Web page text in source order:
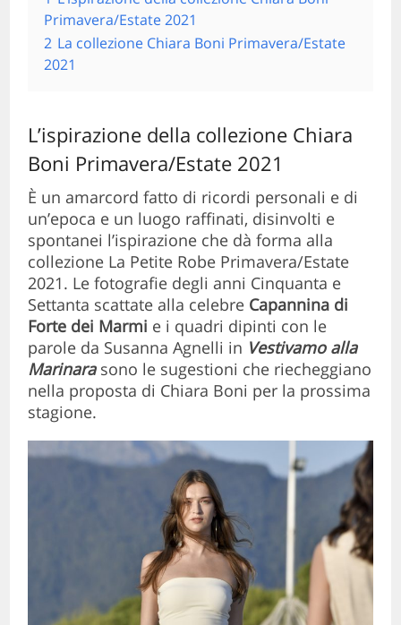
Primavera/Estate 2021
2 La collezione Chiara Boni Primavera/Estate
2021
L’ispirazione della collezione Chiara
Boni Primavera/Estate 2021
È un amarcord fatto di ricordi personali e di
un’epoca e un luogo raffinati, disinvolti e
spontanei l’ispirazione che dà forma alla
collezione La Petite Robe Primavera/Estate
2021. Le fotografie degli anni Cinquanta e
Settanta scattate alla celebre Capannina di
Forte dei Marmi e i quadri dipinti con le
parole da Susanna Agnelli in Vestivamo alla
Marinarasono le sugestioni che riecheggiano
nella proposta di Chiara Boni per la prossima
stagione.